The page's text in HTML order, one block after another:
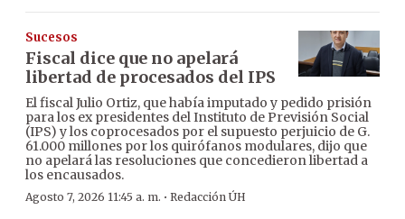
Sucesos
Fiscal dice que no apelará
libertad de procesados del IPS
El fiscal Julio Ortiz, que había imputado y pedido prisión
para los ex presidentes del Instituto de Previsión Social
(IPS) y los coprocesados por el supuesto perjuicio de G.
61.000 millones por los quirófanos modulares, dijo que
no apelará las resoluciones que concedieron libertad a
los encausados.
Agosto 7, 2026 11:45 a. m. · Redacción ÚH